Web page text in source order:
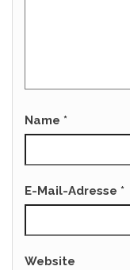
Name *
E-Mail-Adresse *
Website